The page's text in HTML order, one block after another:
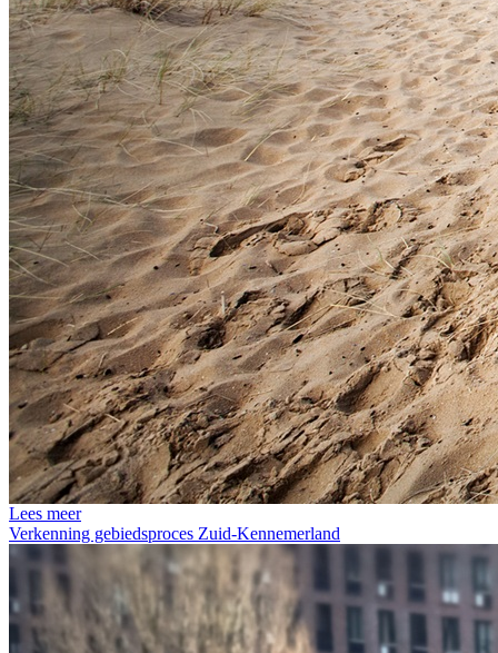
Lees meer
Verkenning gebiedsproces Zuid-Kennemerland